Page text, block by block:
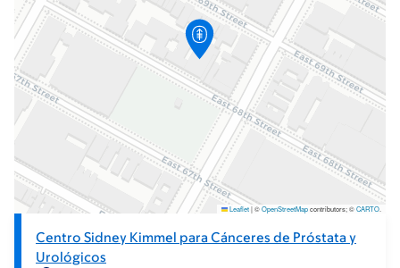
Centro Sidney Kimmel para Cánceres de Próstata y
Urológicos
Leaflet|©OpenStreetMapcontributors; ©CARTO.